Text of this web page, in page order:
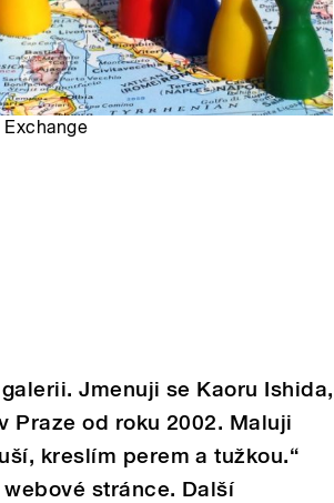
Exchange
Jmenuji se Kaoru Ishida,
Praze od roku 2002. Maluji
kreslím perem a tužkou.“
stránce. Další